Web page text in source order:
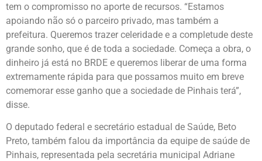
tem o compromisso no aporte de recursos. “Estamos
apoiando não só o parceiro privado, mas também a
prefeitura. Queremos trazer celeridade e a completude deste
grande sonho, que é de toda a sociedade. Começa a obra, o
dinheiro já está no BRDE e queremos liberar de uma forma
extremamente rápida para que possamos muito em breve
comemorar esse ganho que a sociedade de Pinhais terá”,
disse.
O deputado federal e secretário estadual de Saúde, Beto
Preto, também falou da importância da equipe de saúde de
Pinhais, representada pela secretária municipal Adriane